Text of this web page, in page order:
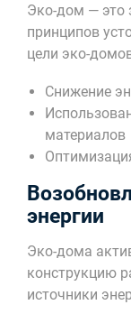
Эко-дом — это
принципов
цели эко-
Снижение
материалов
энергии
Эко-дома
конструкцию
источники